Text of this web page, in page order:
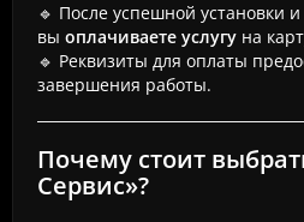
🔹 После успешной установки
вы оплачиваете услугу на
🔹 Реквизиты для оплаты
завершения работы.
Почему стоит
Сервис»?